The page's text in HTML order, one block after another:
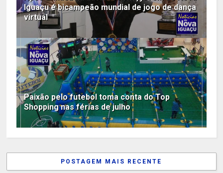
Iguaçu é bicampeão mundial de jogo de dança
virtual
Paixão pelo futebol toma conta do Top
Shopping nas férias de julho
POSTAGEM MAIS RECENTE